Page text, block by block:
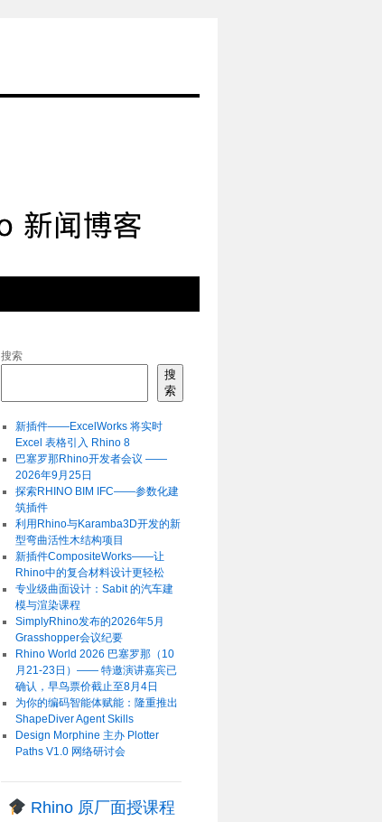
搜索
搜
索
新插件——ExcelWorks 将实时
Excel 表格引入 Rhino 8
巴塞罗那Rhino开发者会议 ——
2026年9月25日
探索RHINO BIM IFC——参数化建
筑插件
利用Rhino与Karamba3D开发的新
型弯曲活性木结构项目
新插件CompositeWorks——让
Rhino中的复合材料设计更轻松
专业级曲面设计：Sabit 的汽车建
模与渲染课程
SimplyRhino发布的2026年5月
Grasshopper会议纪要
Rhino World 2026 巴塞罗那（10
月21-23日）—— 特邀演讲嘉宾已
确认，早鸟票价截止至8月4日
为你的编码智能体赋能：隆重推出
ShapeDiver Agent Skills
Design Morphine 主办 Plotter
Paths V1.0 网络研讨会
Rhino 原厂面授课程